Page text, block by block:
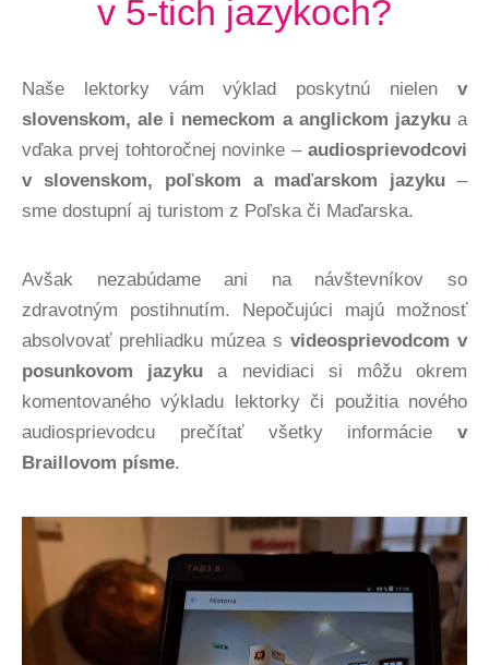
v 5-tich jazykoch?
Naše lektorky vám výklad poskytnú nielen v
slovenskom, ale i nemeckom a anglickom jazykua
vďaka prvej tohtoročnej novinke – audiosprievodcovi
v slovenskom, poľskom a maďarskom jazyku –
sme dostupní aj turistom z Poľska či Maďarska.
Avšak nezabúdame ani na návštevníkov so
zdravotným postihnutím. Nepočujúci majú možnosť
absolvovať prehliadku múzea s videosprievodcom v
posunkovom jazyku a nevidiaci si môžu okrem
komentovaného výkladu lektorky či použitia nového
audiosprievodcu prečítať všetky informácie v
Braillovom písme.